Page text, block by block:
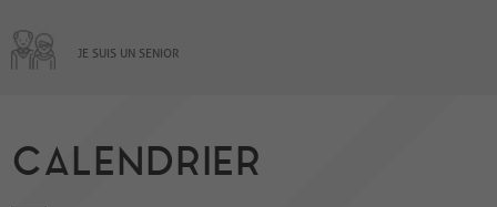
JE SUIS UN SENIOR
CALENDRIER